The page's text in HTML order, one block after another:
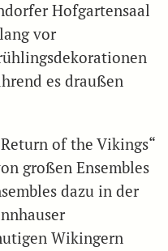
Hofgartensaal
vor
es draußen
of the Vikings“
großen Ensembles
dazu in der
Wikingern